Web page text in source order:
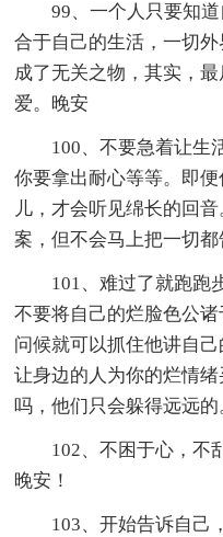
99、一个人只要知
合于自己的生活，一切
成了无关之物，其实，
爱。晚安
100、不要急着让生
你要拿出耐心等等。即
儿，才会听见绵长的回
案，但不会马上把一切都
101、难过了就跑跑
不要将自己的烂脸色公
问候就可以抓住他讲自
让身边的人为你的烂情
吗，他们只会躲得远远的
102、不困于心，不
晚安！
103、开始告诉自己